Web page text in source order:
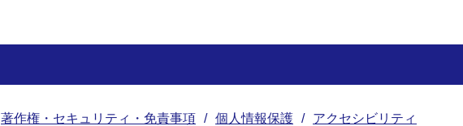
著作権・セキュリティ・免責事項 個人情報保護 アクセシビリティ